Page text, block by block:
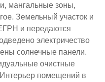
мангальные зоны,
Земельный участок и
и передаются
электричество
солнечные панели.
очистные
помещений в